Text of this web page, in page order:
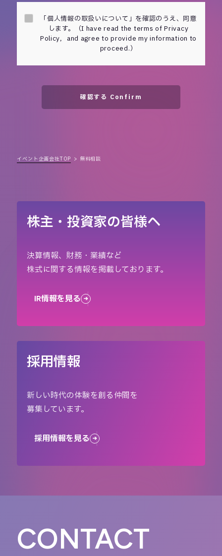
「個人情報の取扱いについて」を確認のうえ、同意
します。（I have read the terms of Privacy
Policy，and agree to provide my information to
proceed.）
確認する Confirm
イベント企画会社TOP 無料相談
株主・投資家の皆様へ
決算情報、財務・業績など
株式に関する情報を掲載しております。
IR情報を見る
採用情報
新しい時代の体験を創る仲間を
募集しています。
採用情報を見る
CONTACT